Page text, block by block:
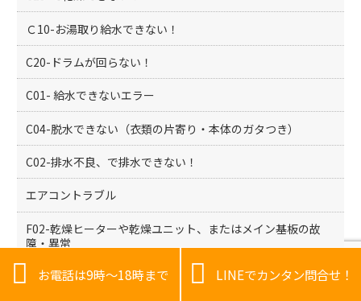
Ｃ10-お湯取り給水できない！
C20-ドラムが回らない！
C01- 給水できないエラー
C04-脱水できない（衣類の片寄り・本体のガタつき）
C02-排水不良、で排水できない！
エアコントラブル
F02-乾燥ヒーターや乾燥ユニット、またはメイン基板の故
障・異常
日立ドラム式エラー、一覧
 お電話は9時～18時まで  LINEでカンタン問合せ！